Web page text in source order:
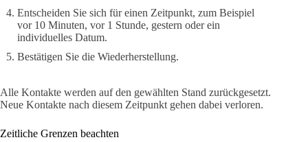
Entscheiden Sie sich für einen Zeitpunkt, zum Beispiel
vor 10 Minuten, vor 1 Stunde, gestern oder ein
individuelles Datum.
Bestätigen Sie die Wiederherstellung.
Alle Kontakte werden auf den gewählten Stand zurückgesetzt.
Neue Kontakte nach diesem Zeitpunkt gehen dabei verloren.
Zeitliche Grenzen beachten